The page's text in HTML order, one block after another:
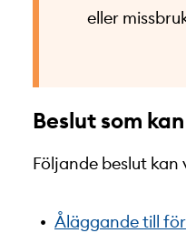
eller
Beslut som
Följande beslut
Åläggande till